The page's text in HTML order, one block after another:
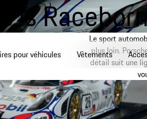
pour véhicules Vêtements
is
Le sport
plus loin.
détail suit une